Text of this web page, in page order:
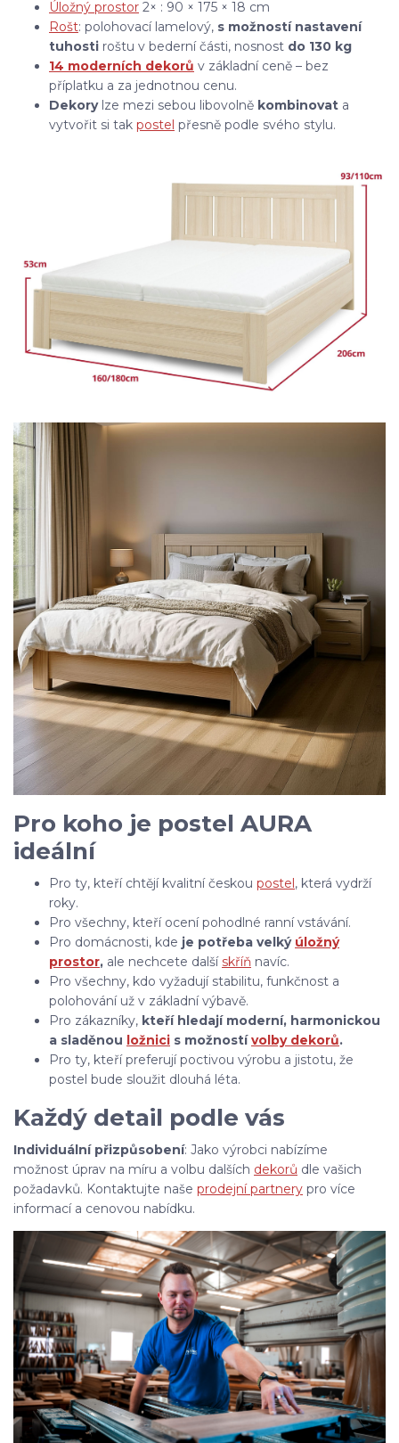
Úložný prostor 2× : 90 × 175 × 18 cm
Rošt: polohovací lamelový, s možností nastavení
tuhosti roštu v bederní části, nosnost do 130 kg
14 moderních dekorů v základní ceně – bez
příplatku a za jednotnou cenu.
Dekorylze mezi sebou libovolně kombinovat a
vytvořit si tak postel přesně podle svého stylu.
Pro koho je postel AURA
ideální
Pro ty, kteří chtějí kvalitní českou postel, která vydrží
roky.
Pro všechny, kteří ocení pohodlné ranní vstávání.
Pro domácnosti, kde je potřeba velký úložný
prostor, ale nechcete další skříň navíc.
Pro všechny, kdo vyžadují stabilitu, funkčnost a
polohování už v základní výbavě.
Pro zákazníky, kteří hledají moderní, harmonickou
a sladěnou ložnici s možnostívolby dekorů.
Pro ty, kteří preferují poctivou výrobu a jistotu, že
postel bude sloužit dlouhá léta.
Každý detail podle vás
Individuální přizpůsobení: Jako výrobci nabízíme
možnost úprav na míru a volbu dalších dekorů dle vašich
požadavků. Kontaktujte naše prodejní partnery pro více
informací a cenovou nabídku.